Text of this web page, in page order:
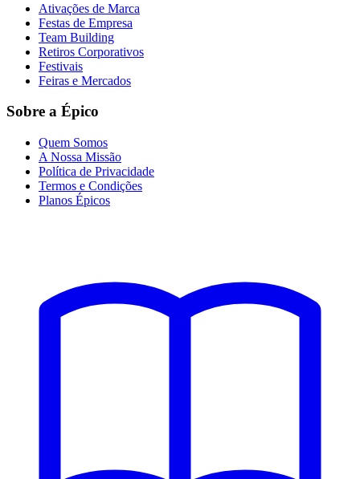
Ativações de Marca
Festas de Empresa
Team Building
Retiros Corporativos
Festivais
Feiras e Mercados
Sobre a Épico
Quem Somos
A Nossa Missão
Política de Privacidade
Termos e Condições
Planos Épicos